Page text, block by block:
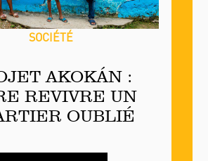
SOCIÉTÉ
AKOKÁN :
REVIVRE UN
OUBLIÉ